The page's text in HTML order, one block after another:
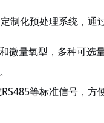
制化预处理系统，
微量氧型，多种可选
等标准信号，方